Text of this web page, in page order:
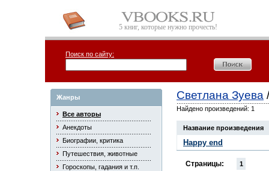
5 книг, которые нужно прочесть!
Поиск по сайту:
Жанры
Все авторы
Анекдоты
Биографии, критика
Путешествия, животные
Гороскопы, гадания и т.п.
Светлана Зуева
Найдено произведений: 1
Название произведения
Нappy end
Страницы: 1